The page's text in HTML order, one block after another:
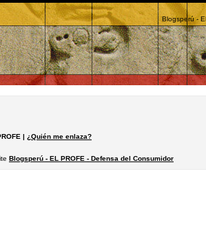
Blogsperú -
| ¿Quién me enlaza?
Blogsperú - EL PROFE - Defensa del Consumidor